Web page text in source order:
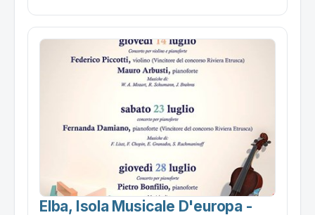
Elba, Isola Musicale D'europa -